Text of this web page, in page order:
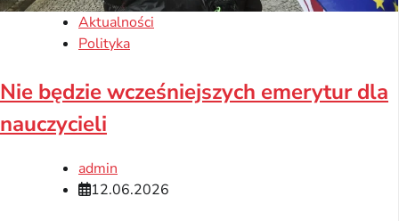
Aktualności
Polityka
Nie będzie wcześniejszych emerytur dla
nauczycieli
admin
12.06.2026